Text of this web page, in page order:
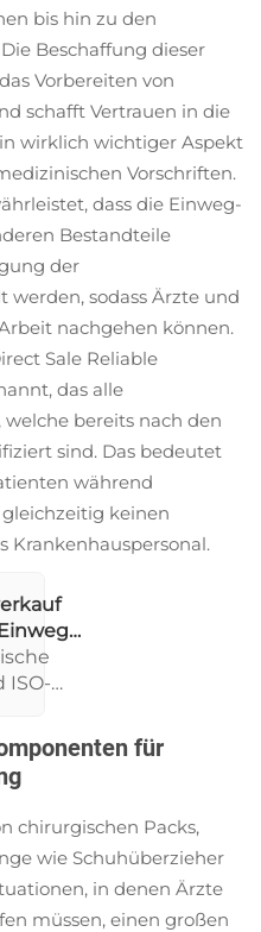
bis hin zu den
Beschaffung dieser
Vorbereiten von
schafft Vertrauen in die
wirklich wichtiger Aspekt
Vorschriften.
dass die Einweg-
Bestandteile
der
werden, sodass Ärzte und
nachgehen können.
Sale Reliable
das alle
bereits nach den
sind. Das bedeutet
während
keinen
Krankenhauspersonal.
für
ISO-
und
für
für
chirurgischen Packs,
wie Schuhüberzieher
in denen Ärzte
müssen, einen großen